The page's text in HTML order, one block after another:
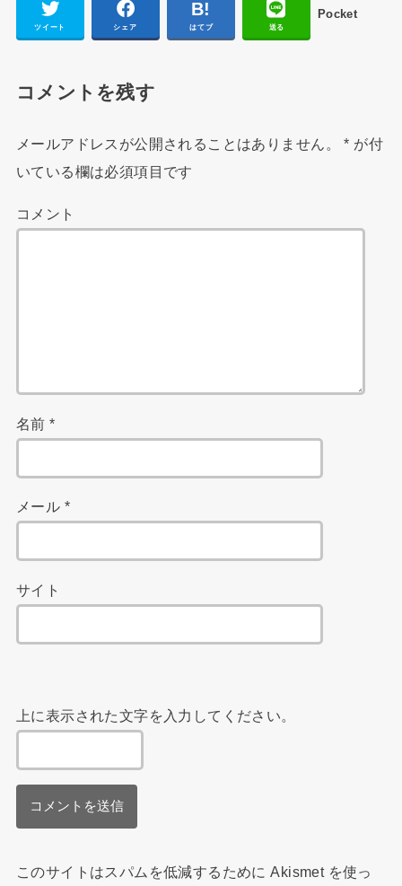
ツイート シェア はてブ 送る
Pocket
コメントを残す
メールアドレスが公開されることはありません。 * が付
いている欄は必須項目です
コメント
名前*
メール *
サイト
上に表示された文字を入力してください。
このサイトはスパムを低減するために Akismet を使っ